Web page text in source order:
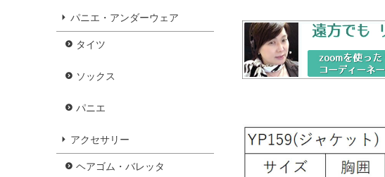
パニエ・アンダーウェア
タイツ
ソックス
パニエ
アクセサリー
ヘアゴム・バレッタ